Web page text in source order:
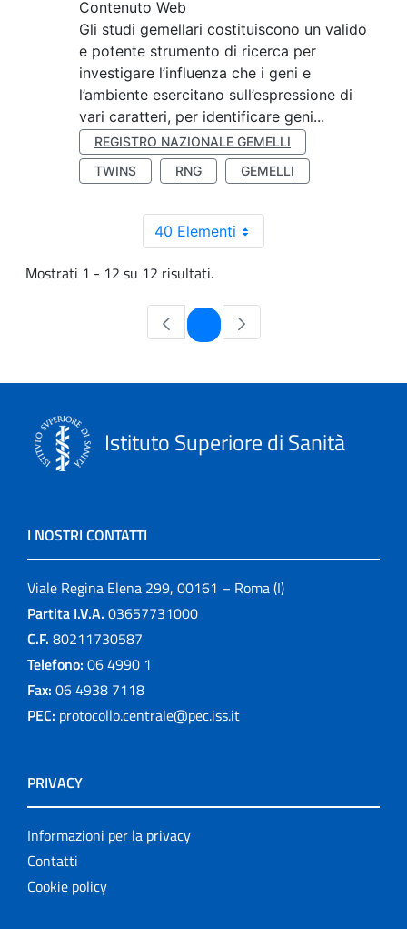
Contenuto Web
Gli studi gemellari costituiscono un valido
e potente strumento di ricerca per
investigare l’influenza che i geni e
l’ambiente esercitano sull’espressione di
vari caratteri, per identificare geni...
REGISTRO NAZIONALE GEMELLI
TWINS
RNG GEMELLI
40 Elementi
Mostrati 1 - 12 su 12 risultati.
Pagina
Istituto Superiore di Sanità
I NOSTRI CONTATTI
Viale Regina Elena 299, 00161 – Roma (I)
Partita I.V.A. 03657731000
C.F. 80211730587
Telefono: 06 4990 1
Fax: 06 4938 7118
PEC: protocollo.centrale@pec.iss.it
PRIVACY
Informazioni per la privacy
Contatti
Cookie policy